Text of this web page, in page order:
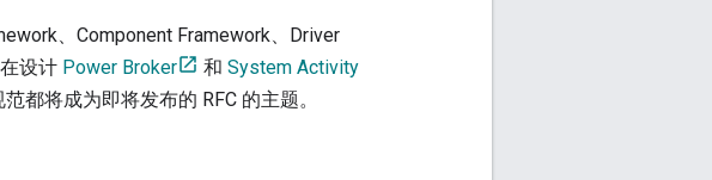
、Component Framework、Driver
设计 Power Broker 和 System Activity
都将成为即将发布的 RFC 的主题。